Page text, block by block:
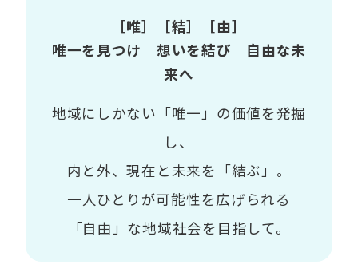
［唯］［結］［由］
唯一を見つけ 想いを結び 自由な未
来へ
地域にしかない「唯一」の価値を発掘
し、
内と外、現在と未来を「結ぶ」。
一人ひとりが可能性を広げられる
「自由」な地域社会を目指して。